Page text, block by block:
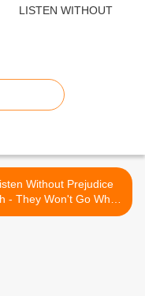
Without Prejudice
- They Won't Go When
I Go >